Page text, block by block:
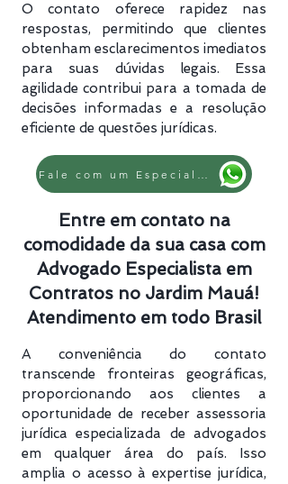
O contato oferece rapidez nas
respostas, permitindo que clientes
obtenham esclarecimentos imediatos
para suas dúvidas legais. Essa
agilidade contribui para a tomada de
decisões informadas e a resolução
eficiente de questões jurídicas.
Entre em contato na
comodidade da sua casa com
Advogado Especialista em
Contratos no Jardim Mauá!
Atendimento em todo Brasil
A conveniência do contato
transcende fronteiras geográficas,
proporcionando aos clientes a
oportunidade de receber assessoria
jurídica especializada de advogados
em qualquer área do país. Isso
amplia o acesso à expertise jurídica,